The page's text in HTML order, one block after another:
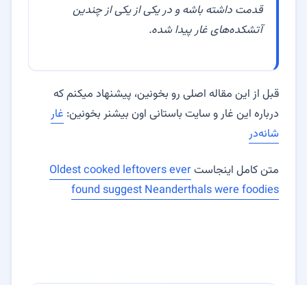
قدمت داشته باشه و در یکی از یکی از چندین
آتشکده‌های غار پیدا شده.
قبل از این مقاله اصلی رو بخونین، پیشنهاد میکنم که
درباره این غار و سایت باستانی اون بیشنر بخونین: غار
شانه‌در
متن کامل اینجاستOldest cooked leftovers ever
found suggest Neanderthals were foodies